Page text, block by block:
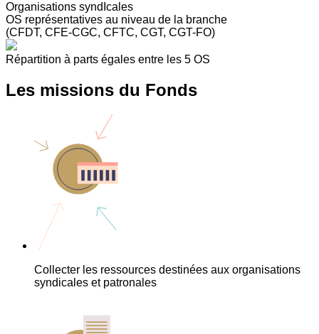
Organisations syndIcales
OS représentatives au niveau de la branche
(CFDT, CFE-CGC, CFTC, CGT, CGT-FO)
Répartition à parts égales entre les 5 OS
Les missions du Fonds
Collecter les ressources destinées aux organisations
syndicales et patronales